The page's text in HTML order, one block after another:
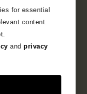
for essential
content.
andprivacy